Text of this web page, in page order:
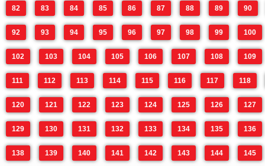
82 83 84 85 86 87 88 89 90
92 93 94 95 96 97 98 99 100
102 103 104 105 106 107 108 109
111 112 113 114 115 116 117 118
120 121 122 123 124 125 126 127
129 130 131 132 133 134 135 136
138 139 140 141 142 143 144 145